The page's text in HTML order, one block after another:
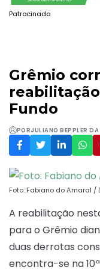
Patrocinado
Grêmio
Fundo
PORJULIANO BEPPLER
Foto: Fabiano do Amaral /
A reabilitação
para o Grêmio
duas derrotas
encontra-se na